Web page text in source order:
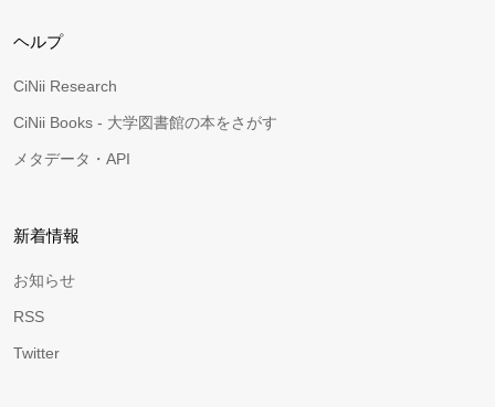
ヘルプ
CiNii Research
CiNii Books - 大学図書館の本をさがす
メタデータ・API
新着情報
お知らせ
RSS
Twitter